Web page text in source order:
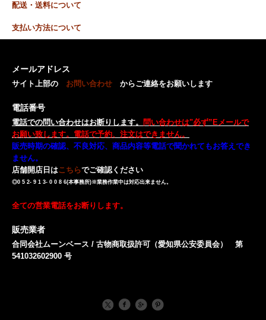
配送・送料について
支払い方法について
メールアドレス
サイト上部の お問い合わせ からご連絡をお願いします
電話番号
電話での問い合わせはお断りします。
問い合わせは"必ず”Eメールで
お願い致します。電話で予約、注文はできません。
販売時期の確認、不良対応、商品内容等電話で聞かれてもお答えでき
ません。
店舗開店日はこちらでご確認ください
◎0 5 2- 9 1 3- 0 0 8 6(本事務所)※業務作業中は対応出来ません。
全ての営業電話をお断りします。
販売業者
合同会社ムーンベース / 古物商取扱許可（愛知県公安委員会） 第
541032602900 号